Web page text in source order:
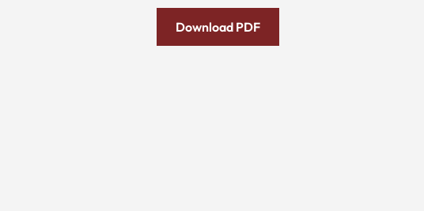
Download PDF